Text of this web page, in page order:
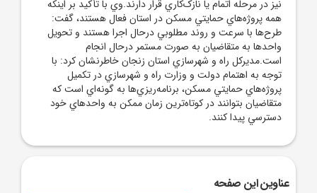
نيز در مرحله اتمام يا نازک‌کاري قرار دارند.وي با تأکيد بر اينکه
همه پروژه‌هاي حمايتي مسکن در استان فعال هستند، گفت:
طرح‌ها با سرعت و روند مطلوبي درحال اجرا هستند و تحويل
واحدها به متقاضيان به صورت مستمر درحال انجام
است.مديرکل راه و شهرسازي استان زنجان خاطرنشان کرد: با
توجه به اهتمام دولت و وزارت راه و شهرسازي در تکميل
پروژه‌هاي حمايتي مسکن، برنامه‌ريزي‌ها به گونه‌اي است که
متقاضيان بتوانند در کوتاه‌ترين زمان ممکن به واحدهاي خود
دسترسي پيدا کنند.
عناوین این صفحه